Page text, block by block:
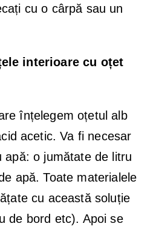
cu o cârpă sau un
interioare cu oțet
înțelegem oțetul alb
acetic. Va fi necesar
apă: o jumătate de litru
apă. Toate materialele
cu această soluție
de bord etc). Apoi se